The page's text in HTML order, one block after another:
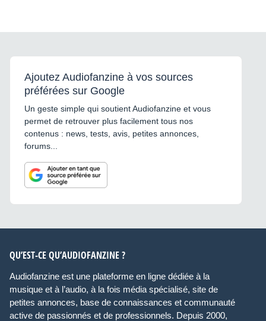
Ajoutez Audiofanzine à vos sources
préférées sur Google
Un geste simple qui soutient Audiofanzine et vous
permet de retrouver plus facilement tous nos
contenus : news, tests, avis, petites annonces,
forums...
QU’EST-CE QU’AUDIOFANZINE ?
Audiofanzine est une plateforme en ligne dédiée à la
musique et à l’audio, à la fois média spécialisé, site de
petites annonces, base de connaissances et communauté
active de passionnés et de professionnels. Depuis 2000,